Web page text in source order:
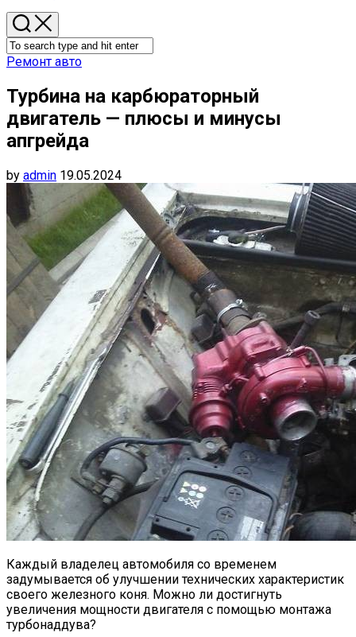
Ремонт авто
Турбина на карбюраторный
двигатель — плюсы и минусы
апгрейда
by admin 19.05.2024
Каждый владелец автомобиля со временем
задумывается об улучшении технических характеристик
своего железного коня. Можно ли достигнуть
увеличения мощности двигателя с помощью монтажа
турбонаддува?